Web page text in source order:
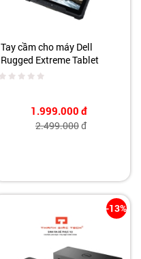
Tay cầm cho máy Dell
Rugged Extreme Tablet
1.999.000 đ
2.499.000đ
-13%